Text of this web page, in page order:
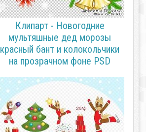
Клипарт - Новогодние
мультяшные дед морозы
красный бант и колокольчики
на прозрачном фоне PSD